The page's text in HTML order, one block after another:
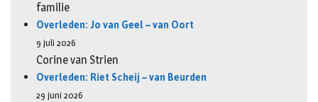
familie
Overleden: Jo van Geel – van Oort
9 juli 2026
Corine van Strien
Overleden: Riet Scheij – van Beurden
29 juni 2026